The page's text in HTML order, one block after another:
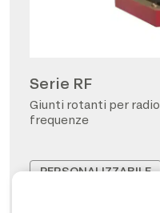
Serie RF
Giunti rotanti per radio
frequenze
PERSONALIZZABILE